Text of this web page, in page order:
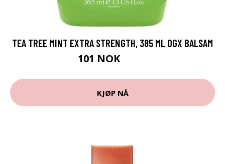
TEA TREE MINT EXTRA STRENGTH, 385 ML OGX BALSAM
101 NOK
KJØP NÅ